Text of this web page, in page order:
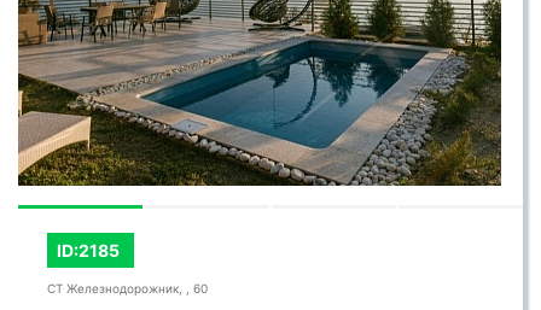
ID:2185
СТ Железнодорожник, , 60